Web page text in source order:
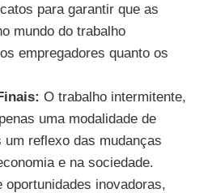
para garantir que as
mundo do trabalho
empregadores quanto os
O trabalho intermitente,
uma modalidade de
reflexo das mudanças
e na sociedade.
oportunidades inovadoras,